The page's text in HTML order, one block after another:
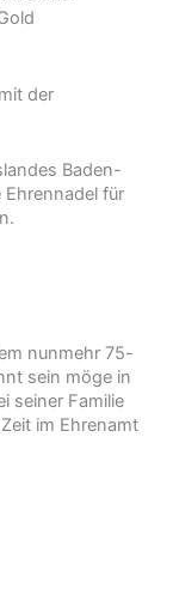
der
Baden-
für
nunmehr 75-
sein möge in
seiner Familie
im Ehrenamt